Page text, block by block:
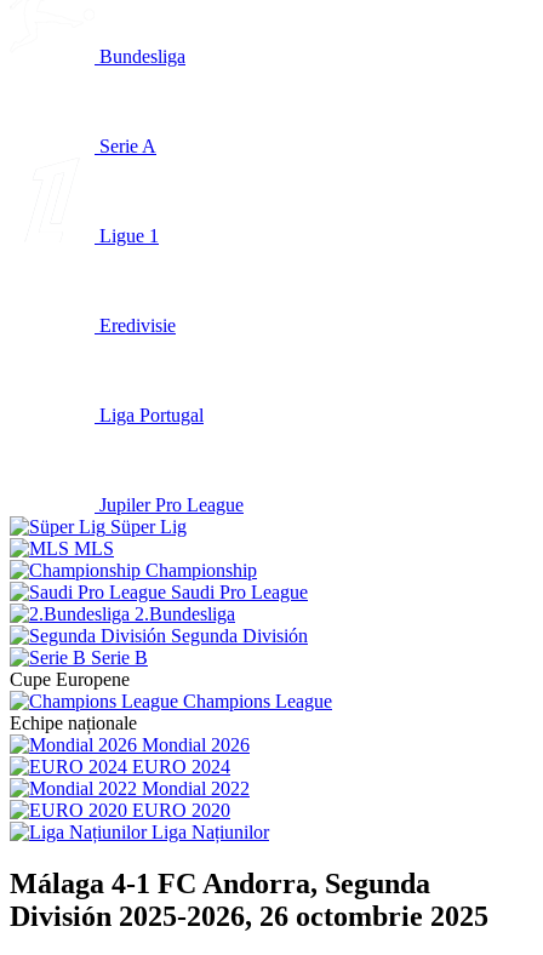
Bundesliga
Serie A
Ligue 1
Eredivisie
Liga Portugal
Jupiler Pro League
Süper Lig
MLS
Championship
Saudi Pro League
2.Bundesliga
Segunda División
Serie B
Cupe Europene
Champions League
Echipe naționale
Mondial 2026
EURO 2024
Mondial 2022
EURO 2020
Liga Națiunilor
Málaga 4-1 FC Andorra, Segunda
División 2025-2026, 26 octombrie 2025